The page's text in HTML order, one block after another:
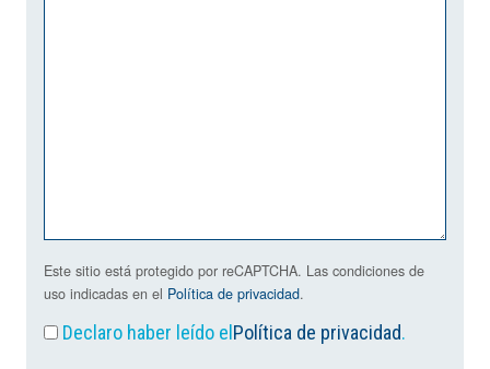
Este sitio está protegido por reCAPTCHA. Las condiciones de
uso indicadas en el Política de privacidad.
Declaro haber leído el Política de privacidad.